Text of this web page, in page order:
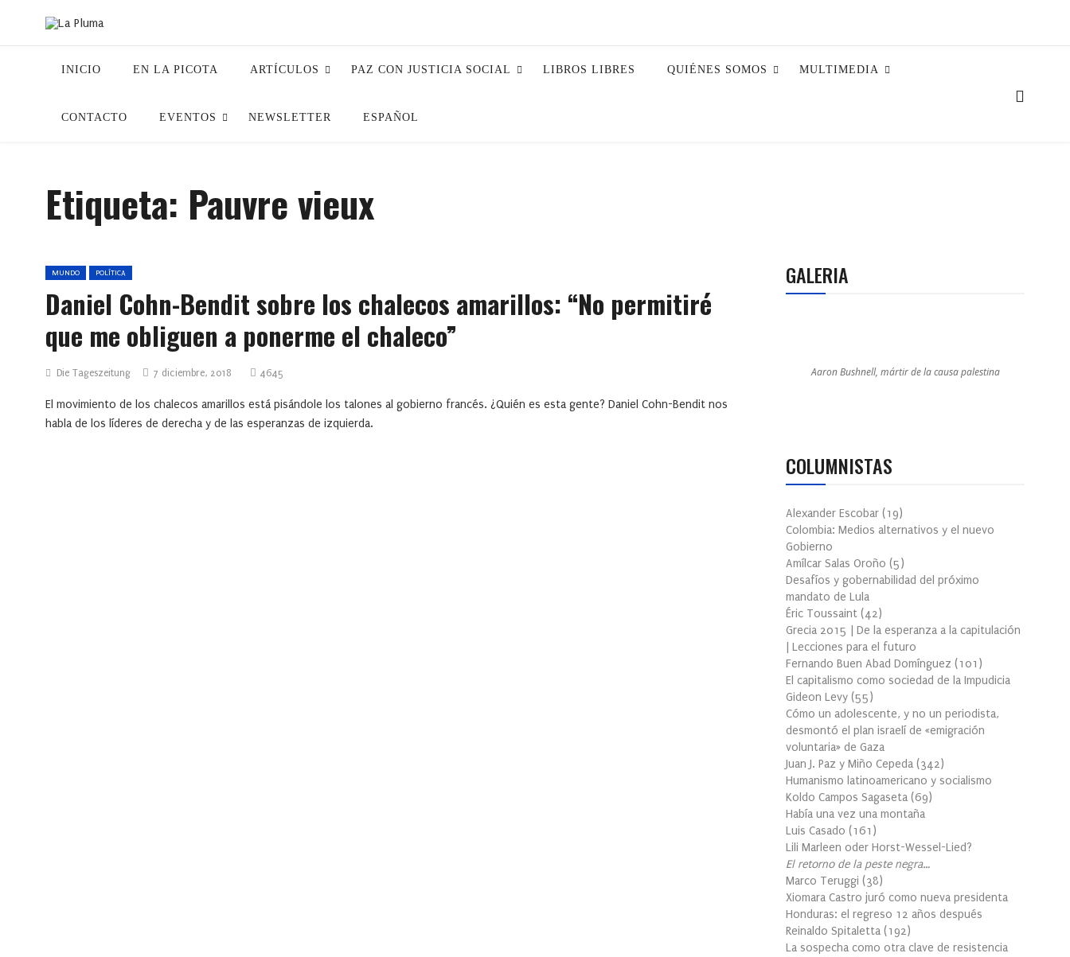
INICIO EN LA PICOTA ARTÍCULOS PAZ CON JUSTICIA SOCIAL LIBROS LIBRES QUIÉNES SOMOS MULTIMEDIA
CONTACTO EVENTOS NEWSLETTER ESPAÑOL
Etiqueta: Pauvre vieux
MUNDO POLÍTICA
Daniel Cohn-Bendit sobre los chalecos amarillos: “No permitiré
que me obliguen a ponerme el chaleco”
Die Tageszeitung 7 diciembre, 2018 4645
El movimiento de los chalecos amarillos está pisándole los talones al gobierno francés. ¿Quién es esta gente? Daniel Cohn-Bendit nos
habla de los líderes de derecha y de las esperanzas de izquierda.
GALERIA
Aaron Bushnell, mártir de la causa palestina
COLUMNISTAS
Alexander Escobar (19)
Colombia: Medios alternativos y el nuevo
Gobierno
Amílcar Salas Oroño (5)
Desafíos y gobernabilidad del próximo
mandato de Lula
Éric Toussaint (42)
Grecia 2015 | De la esperanza a la capitulación
| Lecciones para el futuro
Fernando Buen Abad Domínguez (101 )
El capitalismo como sociedad de la Impudicia
Gideon Levy (55)
Cómo un adolescente, y no un periodista,
desmontó el plan israelí de «emigración
voluntaria» de Gaza
Juan J. Paz y Miño Cepeda (342)
Humanismo latinoamericano y socialismo
Koldo Campos Sagaseta (69)
Había una vez una montaña
Luis Casado (161 )
Lili Marleen oder Horst-Wessel-Lied?
El retorno de la peste negra…
Marco Teruggi (38)
Xiomara Castro juró como nueva presidenta
Honduras: el regreso 12 años después
Reinaldo Spitaletta (192)
La sospecha como otra clave de resistencia